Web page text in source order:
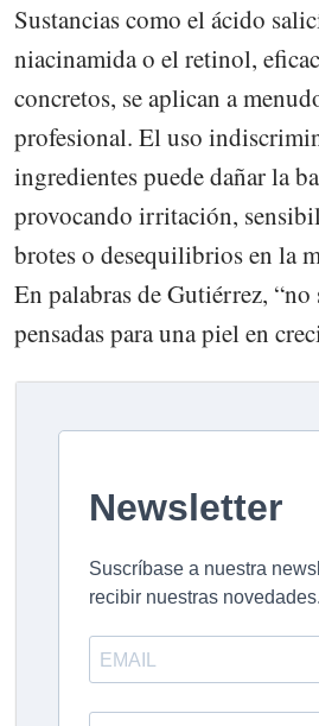
Sustancias como el ácido
niacinamida o el retinol,
concretos, se aplican a
profesional. El uso
ingredientes puede dañar la
provocando irritación,
brotes o desequilibrios en la
En palabras de Gutiérrez,
pensadas para una piel en